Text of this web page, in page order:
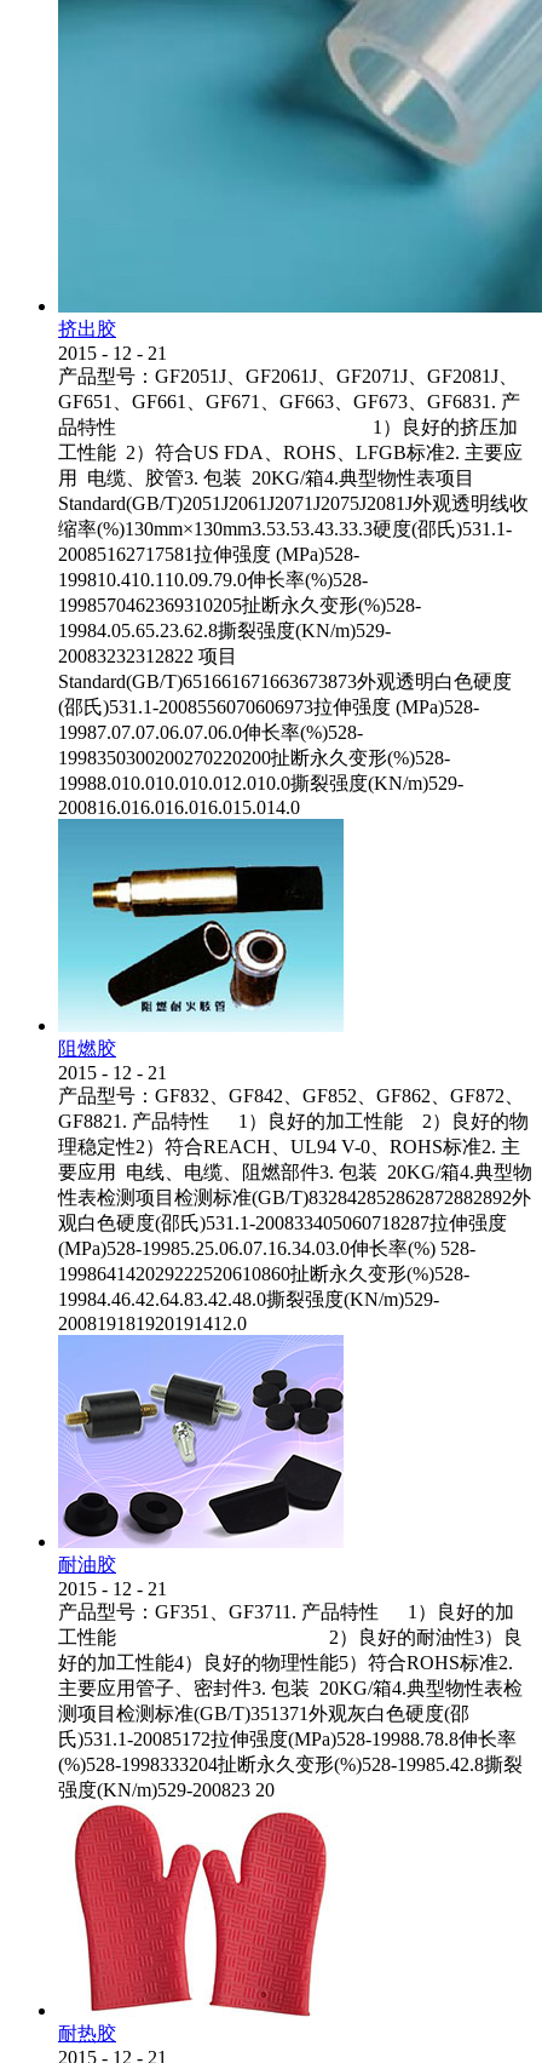
挤出胶
2015 - 12 - 21
产品型号：GF2051J、GF2061J、GF2071J、GF2081J、
GF651、GF661、GF671、GF663、GF673、GF6831. 产
品特性 1）良好的挤压加
工性能 2）符合US FDA、ROHS、LFGB标准2. 主要应
用 电缆、胶管3. 包装 20KG/箱4.典型物性表项目
Standard(GB/T)2051J2061J2071J2075J2081J外观透明线收
缩率(%)130mm×130mm3.53.53.43.33.3硬度(邵氏)531.1-
20085162717581拉伸强度 (MPa)528-
199810.410.110.09.79.0伸长率(%)528-
1998570462369310205扯断永久变形(%)528-
19984.05.65.23.62.8撕裂强度(KN/m)529-
20083232312822 项目
Standard(GB/T)651661671663673873外观透明白色硬度
(邵氏)531.1-2008556070606973拉伸强度 (MPa)528-
19987.07.07.06.07.06.0伸长率(%)528-
1998350300200270220200扯断永久变形(%)528-
19988.010.010.010.012.010.0撕裂强度(KN/m)529-
200816.016.016.016.015.014.0
阻燃胶
2015 - 12 - 21
产品型号：GF832、GF842、GF852、GF862、GF872、
GF8821. 产品特性 1）良好的加工性能 2）良好的物
理稳定性2）符合REACH、UL94 V-0、ROHS标准2. 主
要应用 电线、电缆、阻燃部件3. 包装 20KG/箱4.典型物
性表检测项目检测标准(GB/T)832842852862872882892外
观白色硬度(邵氏)531.1-200833405060718287拉伸强度
(MPa)528-19985.25.06.07.16.34.03.0伸长率(%) 528-
199864142029222520610860扯断永久变形(%)528-
19984.46.42.64.83.42.48.0撕裂强度(KN/m)529-
200819181920191412.0
耐油胶
2015 - 12 - 21
产品型号：GF351、GF3711. 产品特性 1）良好的加
工性能 2）良好的耐油性3）良
好的加工性能4）良好的物理性能5）符合ROHS标准2.
主要应用管子、密封件3. 包装 20KG/箱4.典型物性表检
测项目检测标准(GB/T)351371外观灰白色硬度(邵
氏)531.1-20085172拉伸强度(MPa)528-19988.78.8伸长率
(%)528-1998333204扯断永久变形(%)528-19985.42.8撕裂
强度(KN/m)529-200823 20
耐热胶
2015 - 12 - 21